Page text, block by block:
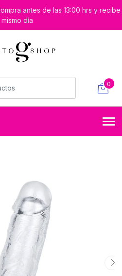
antes de las 13:00 hrs y recibe
día
0